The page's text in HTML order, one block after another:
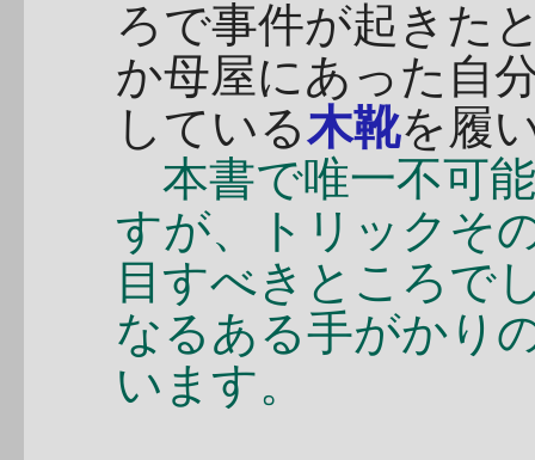
ろで事件が起きた
か母屋にあった自
している木靴を履
本書で唯一不可
すが、トリックそ
目すべきところで
なるある手がかり
います。